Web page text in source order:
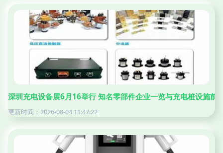
深圳充电设备展6月16举行 知名零部件企业一览与充电桩设施前
更新时间：2026-08-04 11:47:22